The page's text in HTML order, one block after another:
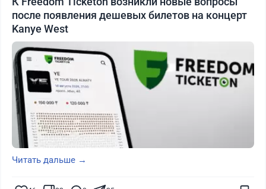
после появления дешевых билетов на концерт
Kanye West
Читать дальше →